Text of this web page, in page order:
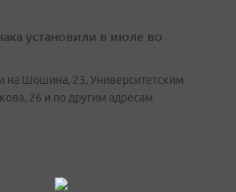
установили в июле во
на Шошина, 23, Университетским
26 и по другим адресам